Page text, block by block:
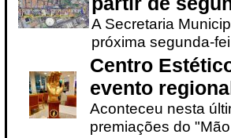
A Secretaria
próxima segunda-
Centro
evento
Aconteceu nesta
premiações do